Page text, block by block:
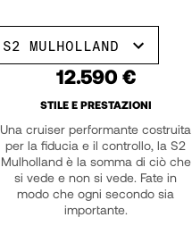
S2 MULHOLLAND
12.590 €
STILE E PRESTAZIONI
Una cruiser performante costruita
per la fiducia e il controllo, la S2
Mulholland è la somma di ciò che
si vede e non si vede. Fate in
modo che ogni secondo sia
importante.